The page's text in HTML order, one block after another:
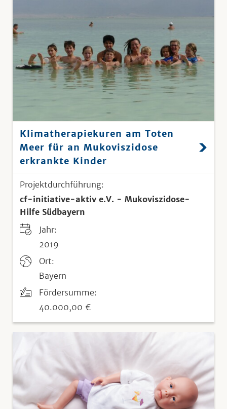
Klimatherapiekuren am Toten
Meer für an Mukoviszidose
erkrankte Kinder
Projektdurchführung:
cf-initiative-aktiv e.V. - Mukoviszidose-
Hilfe Südbayern
Jahr:
2019
Ort:
Bayern
Fördersumme:
40.000,00 €